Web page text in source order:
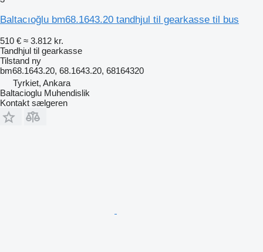
Baltacıoğlu bm68.1643.20 tandhjul til gearkasse til bus
510 € ≈ 3.812 kr.
Tandhjul til gearkasse
Tilstand ny
bm68.1643.20, 68.1643.20, 68164320
Tyrkiet, Ankara
Baltacioglu Muhendislik
Kontakt sælgeren